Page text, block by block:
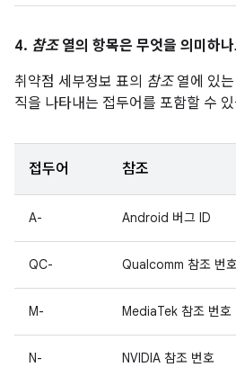
4. 참조열의 항목은 무엇을 의미하
취약점 세부정보 표의 참조열에 있는
직을 나타내는 접두어를 포함할 수
접두어 참조
A- Android 버그 ID
QC- Qualcomm 참조 번
M- MediaTek 참조 번호
N- NVIDIA 참조 번호